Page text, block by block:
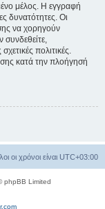
μέλος. Η εγγραφή
δυνατότητες. Οι
να χορηγούν
πολιτικές.
κατά την πλοήγησή
οι χρόνοι είναι UTC+03:00
phpBB Limited